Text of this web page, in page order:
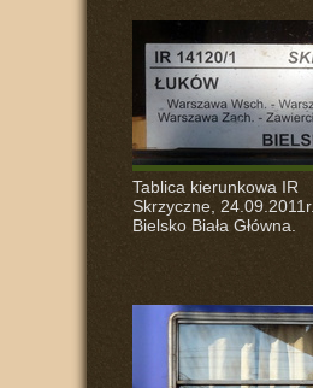
Tablica kierunkowa IR
Skrzyczne, 24.09.2011r.
Bielsko Biała Główna.